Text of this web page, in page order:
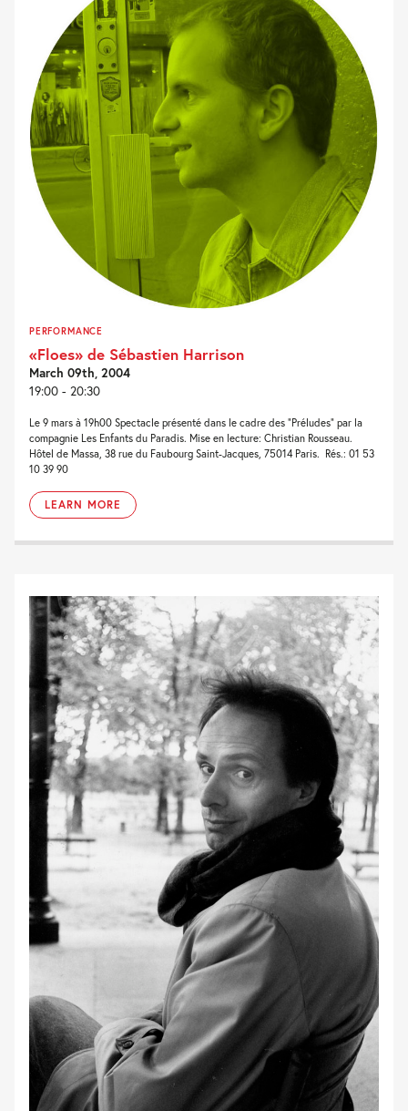
PERFORMANCE
«Floes» de Sébastien Harrison
March 09th, 2004
19:00 - 20:30
Le 9 mars à 19h00 Spectacle présenté dans le cadre des “Préludes” par la
compagnie Les Enfants du Paradis. Mise en lecture: Christian Rousseau.
Hôtel de Massa, 38 rue du Faubourg Saint-Jacques, 75014 Paris. Rés.: 01 53
10 39 90
LEARN MORE